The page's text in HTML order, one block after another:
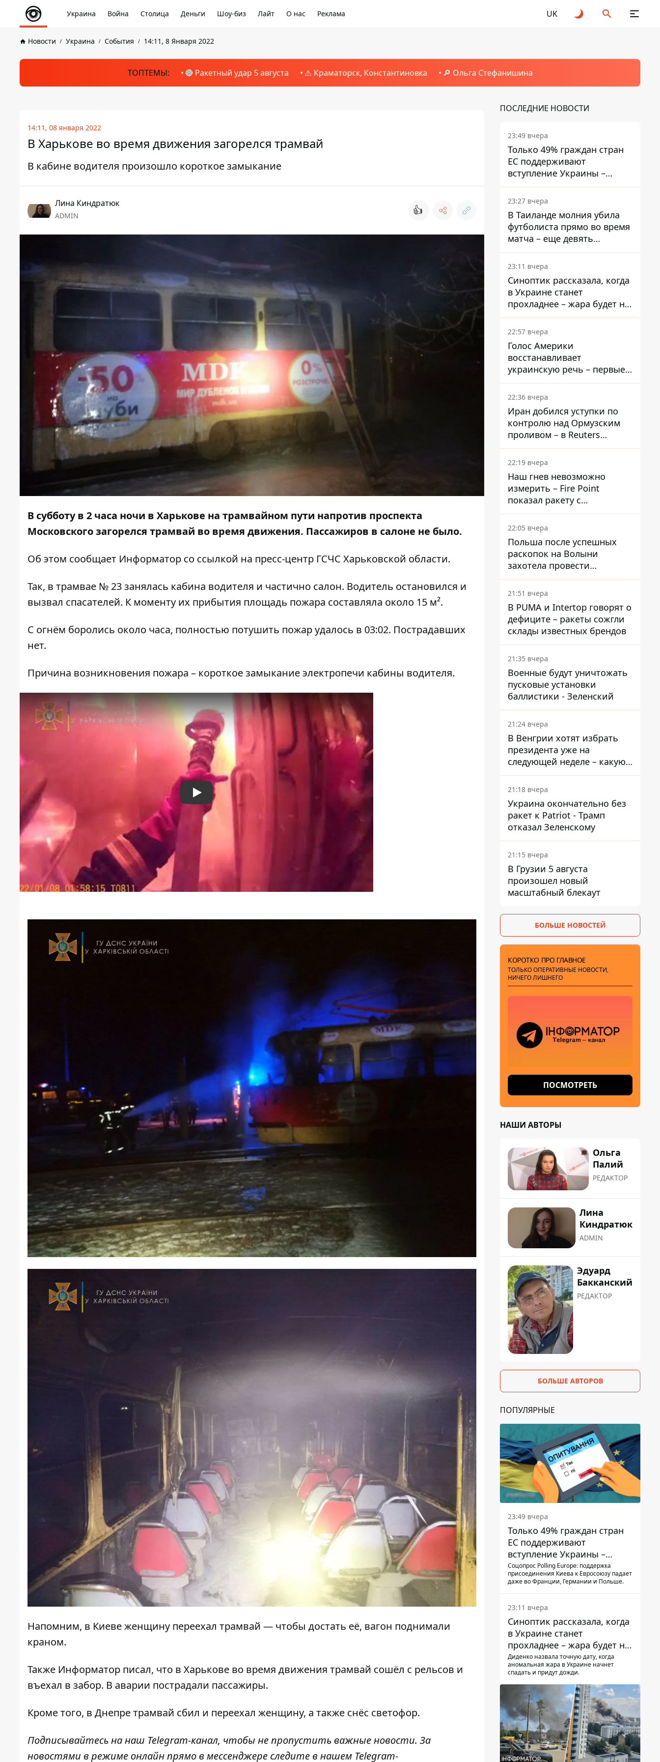
Украина Война Столица Деньги Шоу-биз Лайт О нас Реклама UK
Новости Украина События 14:11, 8 Января 2022
ТОПТЕМЫ: 🔴 Ракетный удар 5 августа ⚠️ Краматорск, Константиновка 🔎 Ольга Стефанишина
14:11, 08 января 2022
В Харькове во время движения загорелся трамвай
В кабине водителя произошло короткое замыкание
Лина Киндратюк
ADMIN 👍
В субботу в 2 часа ночи в Харькове на трамвайном пути напротив проспекта
Московского загорелся трамвай во время движения. Пассажиров в салоне не было.
Об этом сообщает Информатор со ссылкой на пресс-центр ГСЧС Харьковской области.
Так, в трамвае № 23 занялась кабина водителя и частично салон. Водитель остановился и
вызвал спасателей. К моменту их прибытия площадь пожара составляла около 15 м².
С огнём боролись около часа, полностью потушить пожар удалось в 03:02. Пострадавших
нет.
Причина возникновения пожара – короткое замыкание электропечи кабины водителя.
Play
Напомним, в Киевеженщину переехал трамвай — чтобы достать её, вагон поднимали
краном.
Также Информатор писал, что в Харькове во время движения трамвай сошёл с рельсов и
въехал в забор. В аварии пострадали пассажиры.
Кроме того, в Днепретрамвай сбил и переехал женщину, а также снёс светофор.
Подписывайтесь на наш Telegram-канал, чтобы не пропустить важные новости. За
новостями в режиме онлайн прямо в мессенджере следите в нашем Telegram-
ПОСЛЕДНИЕ НОВОСТИ
23:49 вчера
Только 49% граждан стран
ЕС поддерживают
вступление Украины –
результаты опроса
23:27 вчера
В Таиланде молния убила
футболиста прямо во время
матча – еще девять
пострадали
23:11 вчера
Синоптик рассказала, когда
в Украине станет
прохладнее – жара будет не
долго
22:57 вчера
Голос Америки
восстанавливает
украинскую речь – первые
эфиры ожидаются на
следующей неделе
22:36 вчера
Иран добился уступки по
контролю над Ормузским
проливом – в Reuters
раскрыли детали
22:19 вчера
Наш гнев невозможно
измерить – Fire Point
показал ракету с
загадочной отметкой 723
22:05 вчера
Польша после успешных
раскопок на Волыни
захотела провести
эксгумацию в новых местах
21:51 вчера
В PUMA и Intertop говорят о
дефиците – ракеты сожгли
склады известных брендов
21:35 вчера
Военные будут уничтожать
пусковые установки
баллистики - Зеленский
21:24 вчера
В Венгрии хотят избрать
президента уже на
следующей неделе – какую
дату предлагают
21:18 вчера
Украина окончательно без
ракет к Patriot - Трамп
отказал Зеленскому
21:15 вчера
В Грузии 5 августа
произошел новый
масштабный блекаут
БОЛЬШЕ НОВОСТЕЙ
КОРОТКО ПРО ГЛАВНОЕ
ТОЛЬКО ОПЕРАТИВНЫЕ НОВОСТИ,
НИЧЕГО ЛИШНЕГО
ПОСМОТРЕТЬ
НАШИ АВТОРЫ
Ольга
Палий
РЕДАКТОР
Лина
Киндратюк
ADMIN
Эдуард
Бакканский
РЕДАКТОР
БОЛЬШЕ АВТОРОВ
ПОПУЛЯРНЫЕ
23:49 вчера
Только 49% граждан стран
ЕС поддерживают
вступление Украины –
результаты опроса
Соцопрос Polling Europe: поддержка
присоединения Киева к Евросоюзу падает
даже во Франции, Германии и Польше.
23:11 вчера
Синоптик рассказала, когда
в Украине станет
прохладнее – жара будет не
долго
Диденко назвала точную дату, когда
аномальная жара в Украине начнет
спадать и придут дожди.